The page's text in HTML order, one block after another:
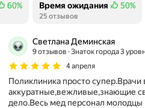
60%
Время ожидания
Положительных отзывов
50%
25 отзывов
Светлана Деминская
9 отзывов Знаток города 3
4 апреля
Поликлиника просто супер.Врачи
аккуратные,вежливые,знающие
дело.Весь мед персонал молодцы